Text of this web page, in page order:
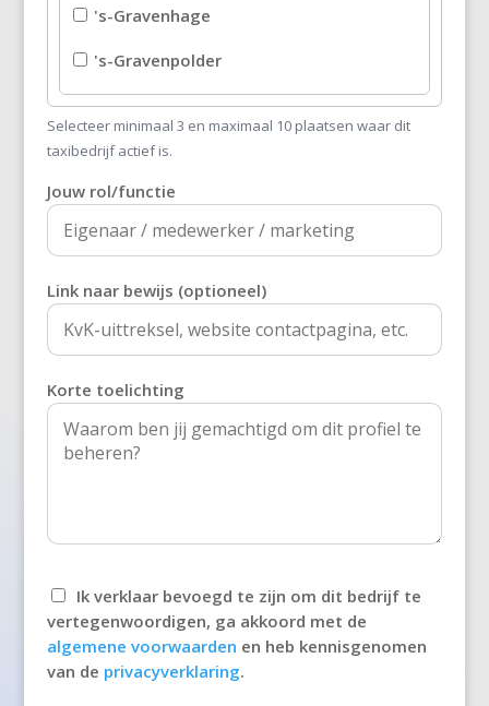
's-Gravenhage
's-Gravenpolder
's-Gravenzande
's-Heer Abtskerke
's-Heer Arendskerke
's-Heer Hendrikskinderen
's-Heerenberg
's-Heerenbroek
's-Hertogenbosch
't Goy
't Loo Oldebroek
't Veld
't Waar
Selecteer minimaal 3 en maximaal 10 plaatsen waar dit
taxibedrijf actief is.
Jouw rol/functie
Link naar bewijs (optioneel)
Korte toelichting
Ik verklaar bevoegd te zijn om dit bedrijf te
vertegenwoordigen, ga akkoord met de
algemene voorwaarden en heb kennisgenomen
van de privacyverklaring.